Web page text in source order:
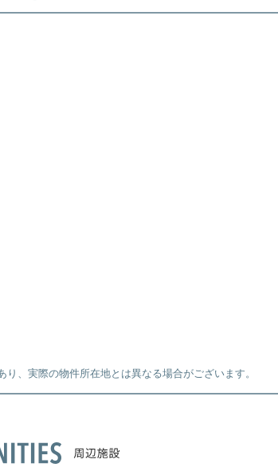
、実際の物件所在地とは異なる場合がございます。